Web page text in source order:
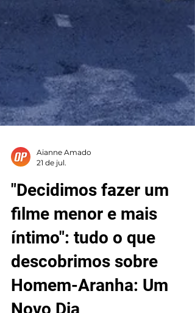
Aianne Amado
"Decidimos fazer um
filme menor e mais
íntimo": tudo o que
descobrimos sobre
Homem-Aranha: Um